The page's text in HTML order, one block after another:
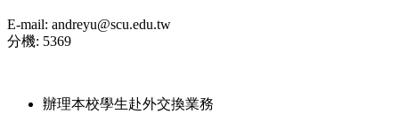
E-mail: andreyu@scu.edu.tw
分機: 5369
辦理本校學生赴外交換業務